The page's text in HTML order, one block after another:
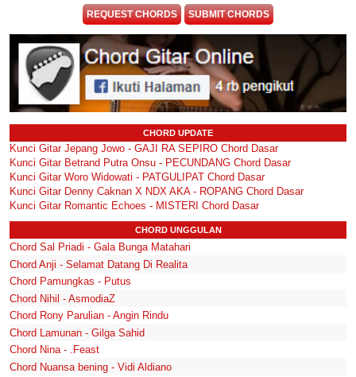
REQUEST CHORDS SUBMIT CHORDS
CHORD UPDATE
Kunci Gitar Jepang Jowo - GAJI RA SEPIRO Chord Dasar
Kunci Gitar Betrand Putra Onsu - PECUNDANG Chord Dasar
Kunci Gitar Woro Widowati - PATGULIPAT Chord Dasar
Kunci Gitar Denny Caknan X NDX AKA - ROPANG Chord Dasar
Kunci Gitar Romantic Echoes - MISTERI Chord Dasar
CHORD UNGGULAN
Chord Sal Priadi - Gala Bunga Matahari
Chord Anji - Selamat Datang Di Realita
Chord Pamungkas - Putus
Chord Nihil - AsmodiaZ
Chord Rony Parulian - Angin Rindu
Chord Lamunan - Gilga Sahid
Chord Nina - .Feast
Chord Nuansa bening - Vidi Aldiano